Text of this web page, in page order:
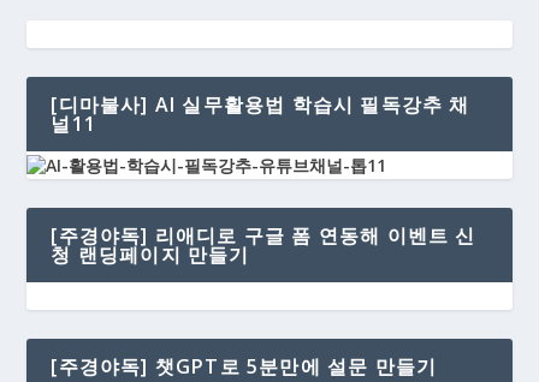
[디마불사] AI 실무활용법 학습시 필독강추 채
널11
[주경야독] 리애디로 구글 폼 연동해 이벤트 신
청 랜딩페이지 만들기
[주경야독] 챗GPT로 5분만에 설문 만들기